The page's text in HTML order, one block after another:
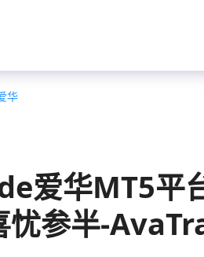
华
爱华MT5平
忧参半-